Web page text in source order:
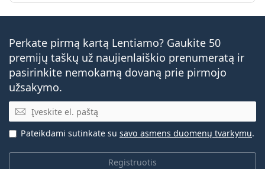
Perkate pirmą kartą Lentiamo? Gaukite 50
premijų taškų už naujienlaiškio prenumeratą ir
pasirinkite nemokamą dovaną prie pirmojo
užsakymo.
El. pašto adresas
Registruotis
Pateikdami sutinkate su savo asmens duomenų tvarkymu.